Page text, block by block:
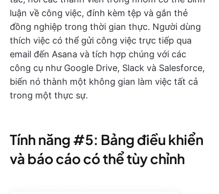
luận về công việc, đính kèm tệp và gắn thẻ
đồng nghiệp trong thời gian thực. Người dùng
thích việc có thể gửi công việc trực tiếp qua
email đến Asana và tích hợp chúng với các
công cụ như Google Drive, Slack và Salesforce,
biến nó thành một không gian làm việc tất cả
trong một thực sự.
Tính năng #5: Bảng điều khiển
và báo cáo có thể tùy chỉnh